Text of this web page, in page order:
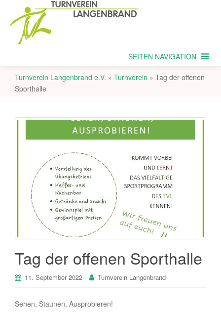
SEITEN NAVIGATION
Turnverein Langenbrand e.V. » Turnverein » Tag der offenen
Sporthalle
Tag der offenen Sporthalle
11. September 2022 Turnverein Langenbrand
Sehen, Staunen, Ausprobieren!